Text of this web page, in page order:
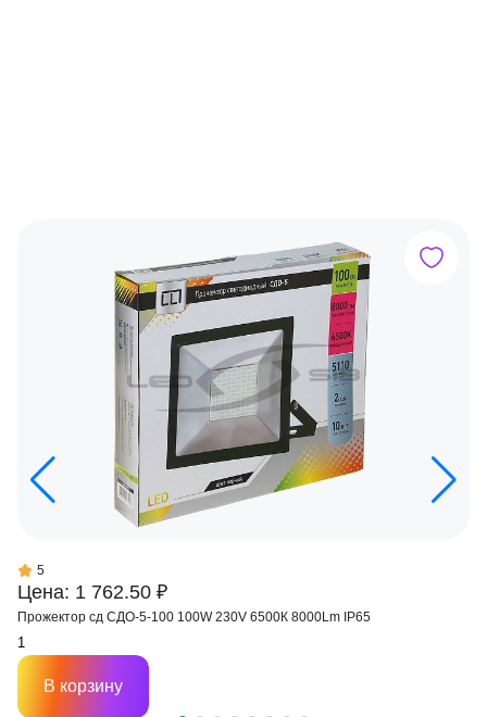
Цена: 1 762.50 ₽
5
Прожектор сд СДО-5-100 100W 230V 6500К 8000Lm IP65
В корзину